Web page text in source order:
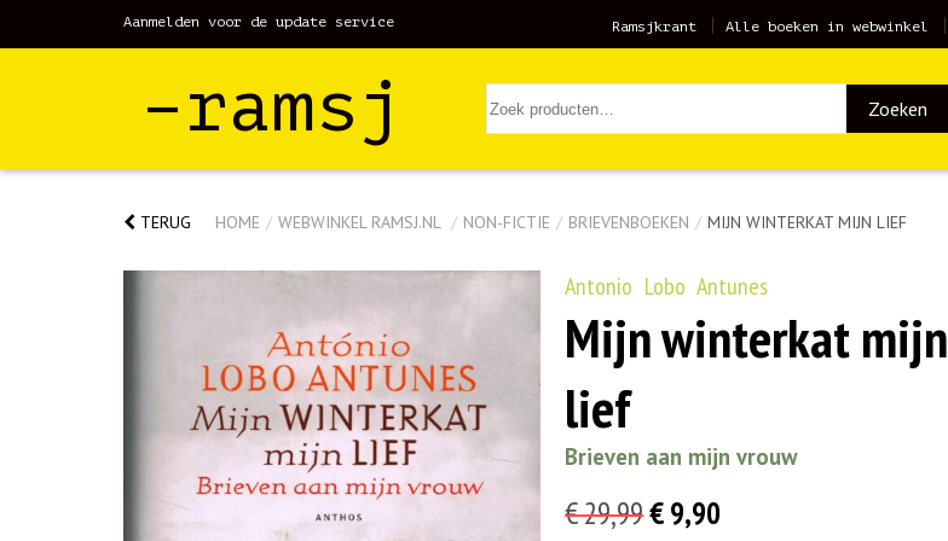
Aanmelden voor de update service Ramsjkrant Alle boeken in webwinkel
–ramsj Zoeken
TERUG HOME / WEBWINKEL RAMSJ.NL / NON-FICTIE / BRIEVENBOEKEN / MIJN WINTERKAT MIJN LIEF
Antonio Lobo Antunes
Mijn winterkat mijn
lief
Brieven aan mijn vrouw
€29,99Oorspronkelijke
€9,90